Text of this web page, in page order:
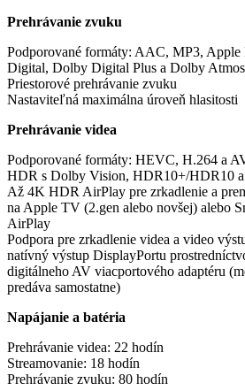
Prehrávanie zvuku
Podporované formáty: AAC, MP3,
Digital, Dolby Digital Plus a Dolby Atmos
Priestorové prehrávanie zvuku
Nastaviteľná maximálna úroveň hlasitosti
Prehrávanie videa
Podporované formáty: HEVC, H.264 a
HDR s Dolby Vision, HDR10+/HDR10
Až 4K HDR AirPlay pre zrkadlenie a
na Apple TV (2.gen alebo novšej) alebo
AirPlay
Podpora pre zrkadlenie videa a video
natívný výstup DisplayPortu
digitálneho AV viacportového adaptéru
predáva samostatne)
Napájanie a batéria
Prehrávanie videa: 22 hodín
Streamovanie: 18 hodín
Prehrávanie zvuku: 80 hodín